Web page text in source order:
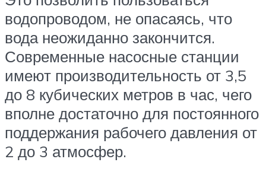
водопроводом, не опасаясь, что
вода неожиданно закончится.
Современные насосные станции
имеют производительность от 3,5
до 8 кубических метров в час, чего
вполне достаточно для постоянного
поддержания рабочего давления от
2 до 3 атмосфер.